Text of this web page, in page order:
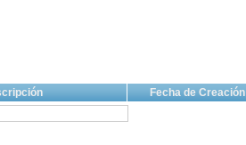
Fecha de Creación